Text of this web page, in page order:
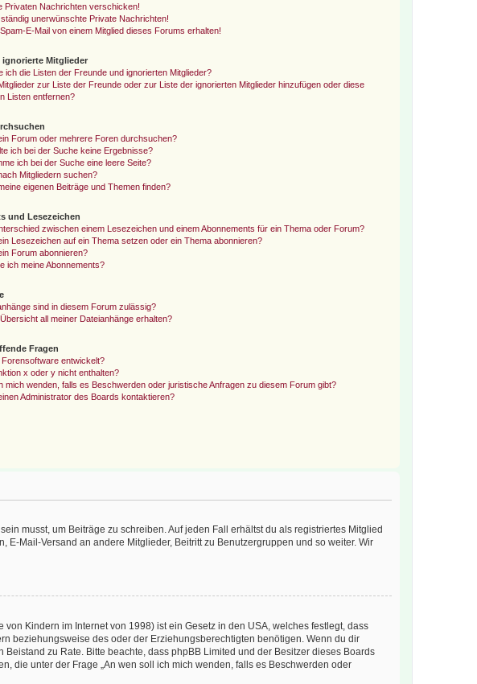
Privaten Nachrichten verschicken!
unerwünschte Private Nachrichten!
E-Mail von einem Mitglied dieses Forums erhalten!
ignorierte Mitglieder
ich die Listen der Freunde und ignorierten Mitglieder?
zur Liste der Freunde oder zur Liste der ignorierten Mitglieder hinzufügen oder diese
Listen entfernen?
Forum oder mehrere Foren durchsuchen?
ich bei der Suche keine Ergebnisse?
ich bei der Suche eine leere Seite?
Mitgliedern suchen?
eigenen Beiträge und Themen finden?
und Lesezeichen
zwischen einem Lesezeichen und einem Abonnements für ein Thema oder Forum?
Lesezeichen auf ein Thema setzen oder ein Thema abonnieren?
Forum abonnieren?
ich meine Abonnements?
sind in diesem Forum zulässig?
all meiner Dateianhänge erhalten?
Fragen
entwickelt?
x oder y nicht enthalten?
mich wenden, falls es Beschwerden oder juristische Anfragen zu diesem Forum gibt?
Administrator des Boards kontaktieren?
musst, um Beiträge zu schreiben. Auf jeden Fall erhältst du als registriertes Mitglied
Mail-Versand an andere Mitglieder, Beitritt zu Benutzergruppen und so weiter. Wir
Kindern im Internet von 1998) ist ein Gesetz in den USA, welches festlegt, dass
beziehungsweise des oder der Erziehungsberechtigten benötigen. Wenn du dir
zu Rate. Bitte beachte, dass phpBB Limited und der Besitzer dieses Boards
die unter der Frage „An wen soll ich mich wenden, falls es Beschwerden oder